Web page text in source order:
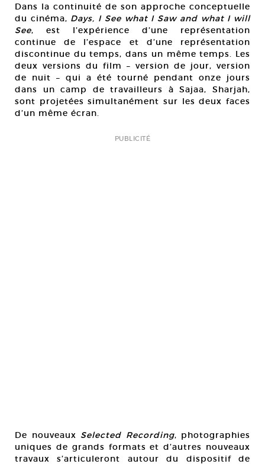
Dans la continuité de son approche conceptuelle
du cinéma, Days, I See what I Saw and what I will
See, est l’expérience d’une représentation
continue de l’espace et d’une représentation
discontinue du temps, dans un même temps. Les
deux versions du film – version de jour, version
de nuit – qui a été tourné pendant onze jours
dans un camp de travailleurs à Sajaa, Sharjah,
sont projetées simultanément sur les deux faces
d’un même écran.
PUBLICITÉ
De nouveaux Selected Recording, photographies
uniques de grands formats et d’autres nouveaux
travaux s’articuleront autour du dispositif de